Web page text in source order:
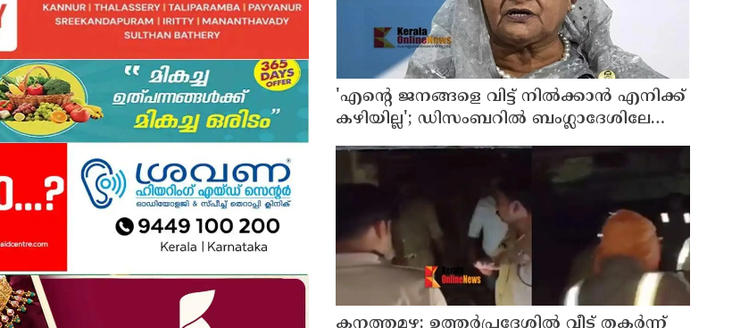
'എന്റെ ജനങ്ങളെ വിട്ട് നില്‍ക്കാന്‍ എനിക്ക്
കഴിയില്ല'; ഡിസംബറില്‍ ബംഗ്ലാദേശിലേക്ക്
മടങ്ങുമെന്ന് ഷെയ്ഖ് ഹസീന